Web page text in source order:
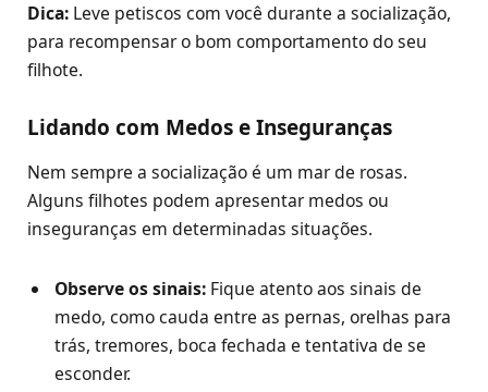
Dica: Leve petiscos com você durante a socialização,
para recompensar o bom comportamento do seu
filhote.
Lidando com Medos e Inseguranças
Nem sempre a socialização é um mar de rosas.
Alguns filhotes podem apresentar medos ou
inseguranças em determinadas situações.
Observe os sinais: Fique atento aos sinais de
medo, como cauda entre as pernas, orelhas para
trás, tremores, boca fechada e tentativa de se
esconder.